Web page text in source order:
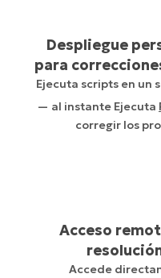
Despliegue
para
Ejecuta scripts en un
— al instante Ejecuta
corregir los
Acceso
Accede